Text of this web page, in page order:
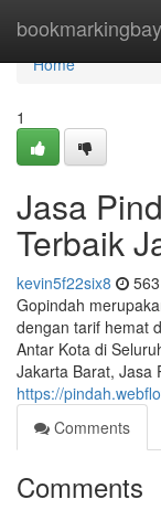
bookmarkingbay
Home
Home
1
Jasa
Terbaik
kevin5f22six8
Gopindah
dengan tarif hemat
Antar Kota di
Jakarta Barat, Jasa
https://
Comments
Comments